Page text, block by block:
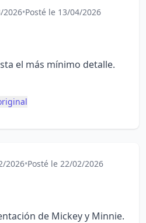
2026•Posté le 13/04/2026
el más mínimo detalle.
2026•Posté le 22/02/2026
de Mickey y Minnie.